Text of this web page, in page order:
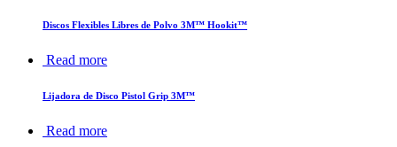
Discos Flexibles Libres de Polvo 3M™ Hookit™
Read more
Lijadora de Disco Pistol Grip 3M™
Read more